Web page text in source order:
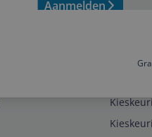
Aanmelden